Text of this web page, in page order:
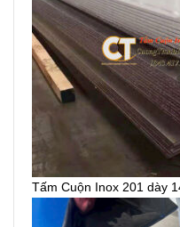
Tấm Cuộn Inox 201 dày